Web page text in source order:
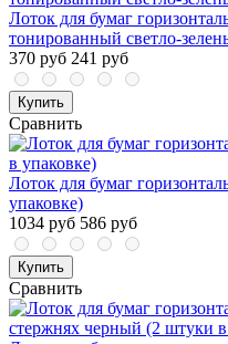
Лоток для бумаг
тонированный светло-
370 руб 241 руб
Купить
Сравнить
Лоток для бумаг
упаковке)
1034 руб 586 руб
Купить
Сравнить